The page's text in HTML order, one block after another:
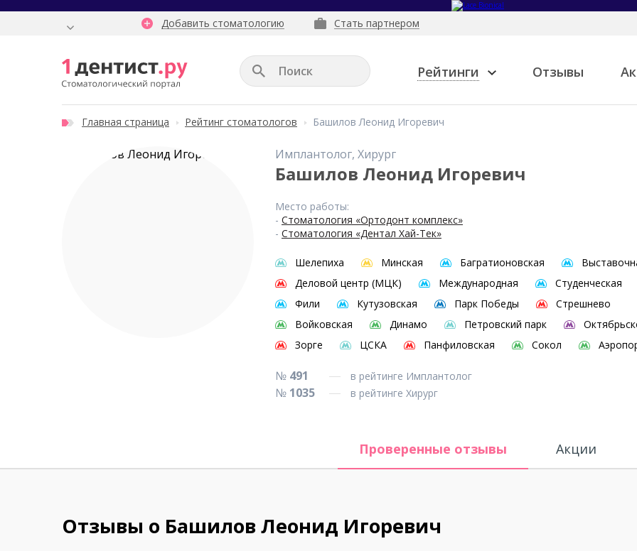
Добавить стоматологию Стать партнером
Рейтинги Отзывы
Главная страница Рейтинг стоматологов Башилов Леонид Игоревич
Имплантолог, Хирург
Башилов Леонид Игоревич
Место работы:
- Стоматология «Ортодонт комплекс»
- Стоматология «Дентал Хай-Тек»
Шелепиха Минская Багратионовская
Деловой центр (МЦК)
Международная
Студенческая
Фили
Кутузовская Парк Победы
Стрешнево
Войковская
Динамо Петровский парк
Зорге
ЦСКА Панфиловская Сокол
№ 491 в рейтинге Имплантолог
№ 1035 в рейтинге Хирург
Проверенные отзывы Акции
Отзывы о Башилов Леонид Игоревич